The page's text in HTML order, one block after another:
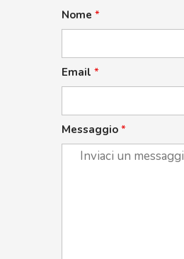
Nome *
Email *
Messaggio *